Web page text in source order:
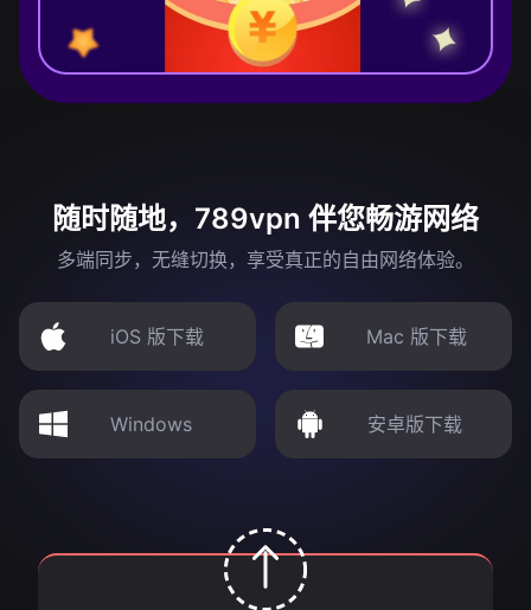
随时随地，789vpn 伴您畅游网络
多端同步，无缝切换，享受真正的自由网络体验。
iOS 版下载 Mac 版下载
Windows 安卓版下载